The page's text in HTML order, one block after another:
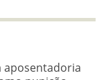
aposentadoria